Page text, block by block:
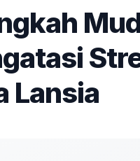
Lansia